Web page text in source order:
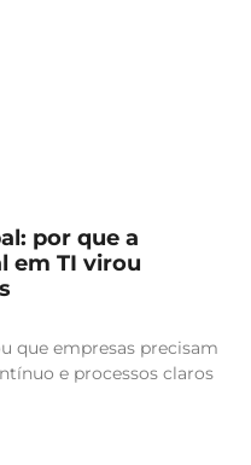
por que a
em TI virou
que empresas precisam
e processos claros